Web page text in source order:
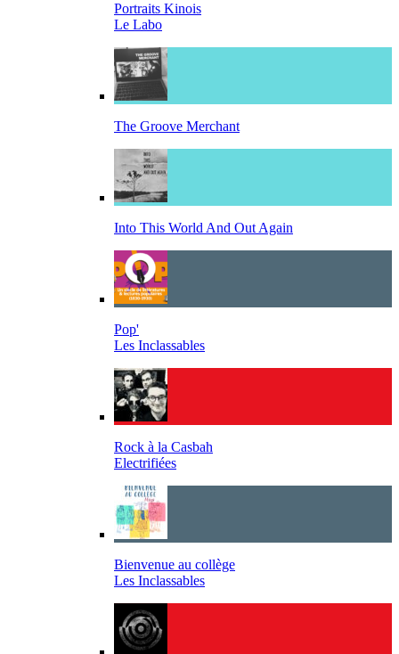
Portraits Kinois
Le Labo
The Groove Merchant
Into This World And Out Again
Pop'
Les Inclassables
Rock à la Casbah
Electrifiées
Bienvenue au collège
Les Inclassables